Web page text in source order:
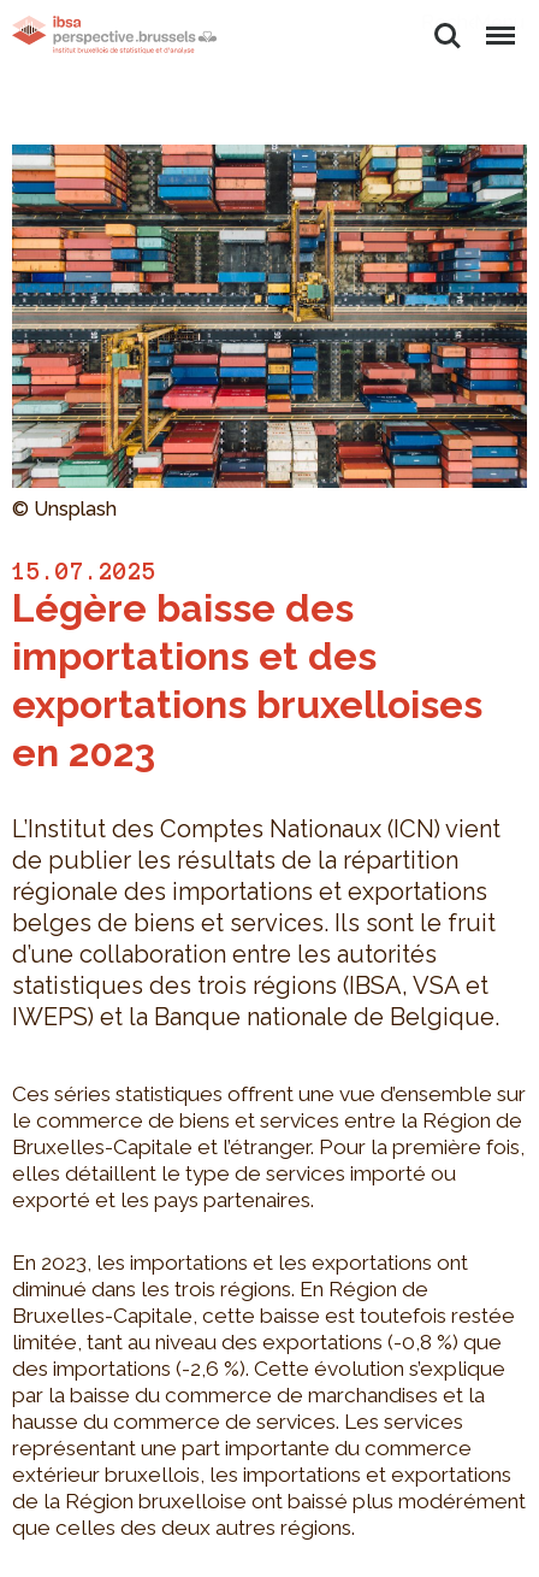
Rechercher
Menu
© Unsplash
15.07.2025
Légère baisse des
importations et des
exportations bruxelloises
en 2023
L’Institut des Comptes Nationaux (ICN) vient
de publier les résultats de la répartition
régionale des importations et exportations
belges de biens et services. Ils sont le fruit
d’une collaboration entre les autorités
statistiques des trois régions (IBSA, VSA et
IWEPS) et la Banque nationale de Belgique.
Ces séries statistiques offrent une vue d’ensemble sur
le commerce de biens et services entre la Région de
Bruxelles-Capitale et l’étranger. Pour la première fois,
elles détaillent le type de services importé ou
exporté et les pays partenaires.
En 2023, les importations et les exportations ont
diminué dans les trois régions. En Région de
Bruxelles-Capitale, cette baisse est toutefois restée
limitée, tant au niveau des exportations (-0,8 %) que
des importations (-2,6 %). Cette évolution s’explique
par la baisse du commerce de marchandises et la
hausse du commerce de services. Les services
représentant une part importante du commerce
extérieur bruxellois, les importations et exportations
de la Région bruxelloise ont baissé plus modérément
que celles des deux autres régions.